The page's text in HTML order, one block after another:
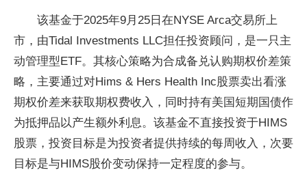
该基金于2025年9月25日在NYSE Arca交易所上
市，由Tidal Investments LLC担任投资顾问，是一只主
动管理型ETF。其核心策略为合成备兑认购期权价差策
略，主要通过对Hims & Hers Health Inc股票卖出看涨
期权价差来获取期权费收入，同时持有美国短期国债作
为抵押品以产生额外利息。该基金不直接投资于HIMS
股票，投资目标是为投资者提供持续的每周收入，次要
目标是与HIMS股价变动保持一定程度的参与。